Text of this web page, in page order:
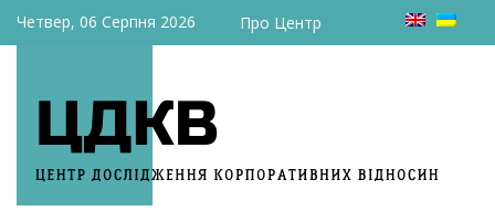
Четвер, 06 Серпня 2026 Про Центр